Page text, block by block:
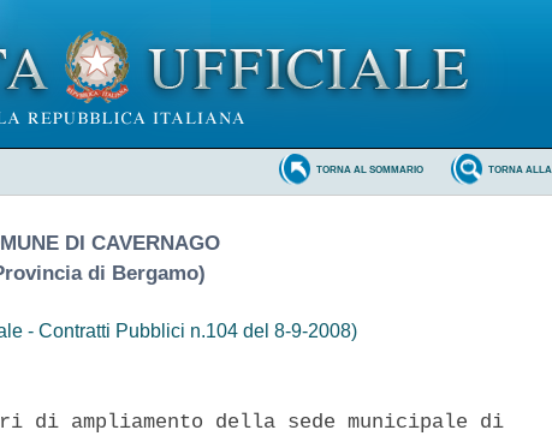
TORNA
TORNA AL SOMMARIO
DI CAVERNAGO
di Bergamo)
- Contratti Pubblici n.104 del 8-9-2008)
di ampliamento della sede municipale di